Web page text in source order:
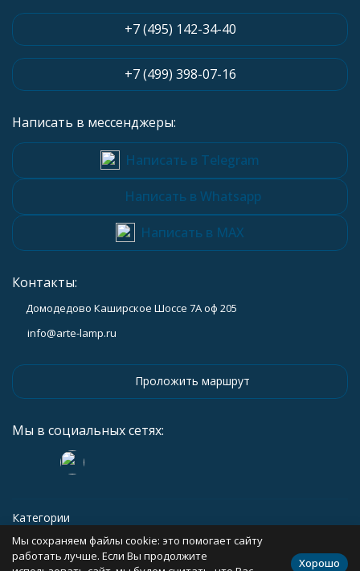
+7 (495) 142-34-40
+7 (499) 398-07-16
Написать в мессенджеры:
Написать в Telegram
Написать в Whatsapp
Написать в MAX
Контакты:
Домодедово Каширское Шоссе 7А оф 205
info@arte-lamp.ru
Проложить маршрут
Мы в социальных сетях:
Категории
Информация
Мы сохраняем файлы cookie: это помогает сайту
работать лучше. Если Вы продолжите
Хорошо